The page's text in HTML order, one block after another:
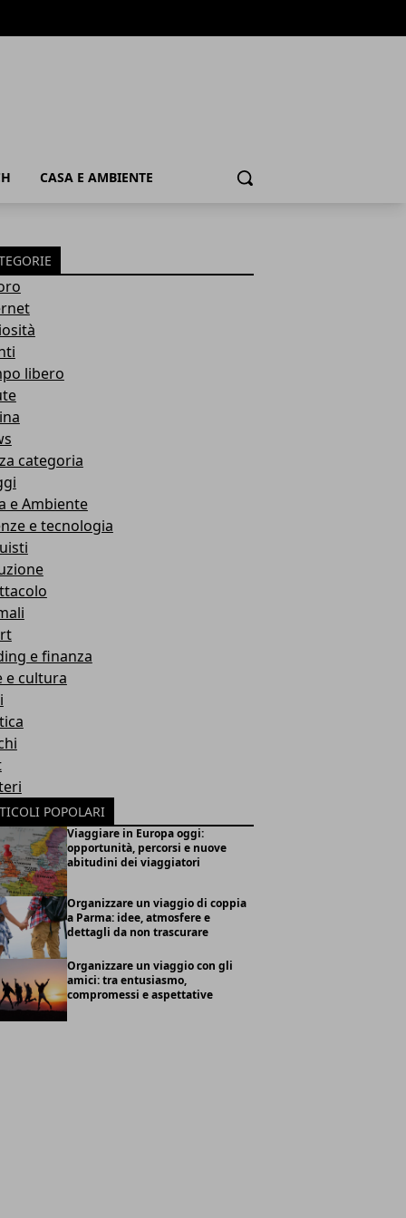
CASA E AMBIENTE Cerca
libero
categoria
e Ambiente
e tecnologia
e finanza
e cultura
POPOLARI
Viaggiare in Europa oggi:
opportunità, percorsi e nuove
abitudini dei viaggiatori
Organizzare un viaggio di coppia
a Parma: idee, atmosfere e
dettagli da non trascurare
Organizzare un viaggio con gli
amici: tra entusiasmo,
compromessi e aspettative